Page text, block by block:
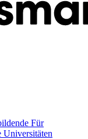
Für
Universitäten